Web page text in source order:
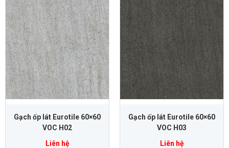
Gạch ốp lát Eurotile 60×60
VOC H02
Liên hệ
Gạch ốp lát Eurotile 60×60
VOC H03
Liên hệ